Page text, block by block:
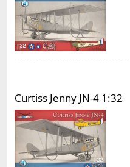
Curtiss Jenny JN-4 1:32